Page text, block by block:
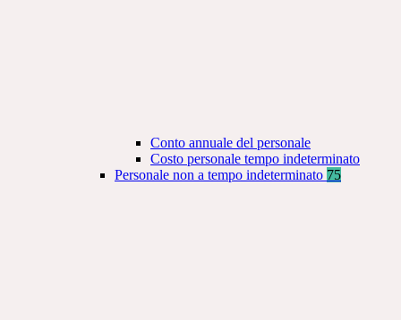
Conto annuale del personale
Costo personale tempo indeterminato
Personale non a tempo indeterminato 75